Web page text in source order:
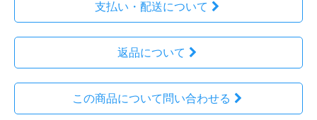
支払い・配送について
返品について
この商品について問い合わせる